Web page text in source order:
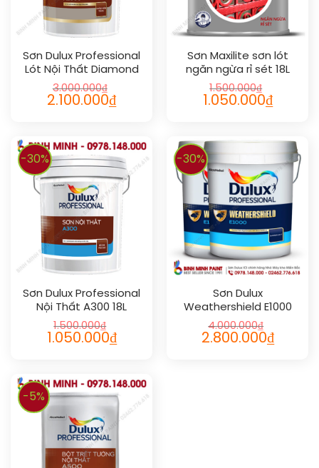
Sơn Dulux Professional
Lót Nội Thất Diamond
A1000 18L
3.000.000₫
2.100.000₫
Sơn Maxilite sơn lót
ngăn ngừa rỉ sét 18L
1.500.000₫
1.050.000₫
-30%
Sơn Dulux Professional
Nội Thất A300 18L
1.500.000₫
1.050.000₫
-30%
Sơn Dulux
Weathershield E1000
Pro
4.000.000₫
2.800.000₫
-5%